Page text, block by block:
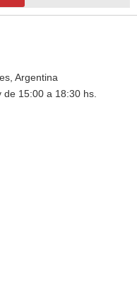
Argentina
15:00 a 18:30 hs.